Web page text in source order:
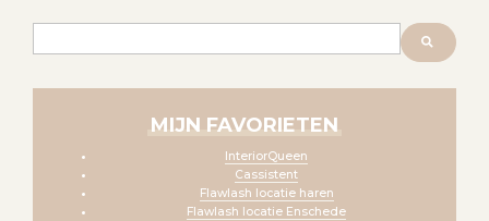
MIJN FAVORIETEN
InteriorQueen
Cassistent
Flawlash locatie haren
Flawlash locatie Enschede